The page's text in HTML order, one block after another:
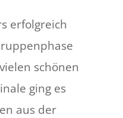
erfolgreich
schönen
ging es
aus der